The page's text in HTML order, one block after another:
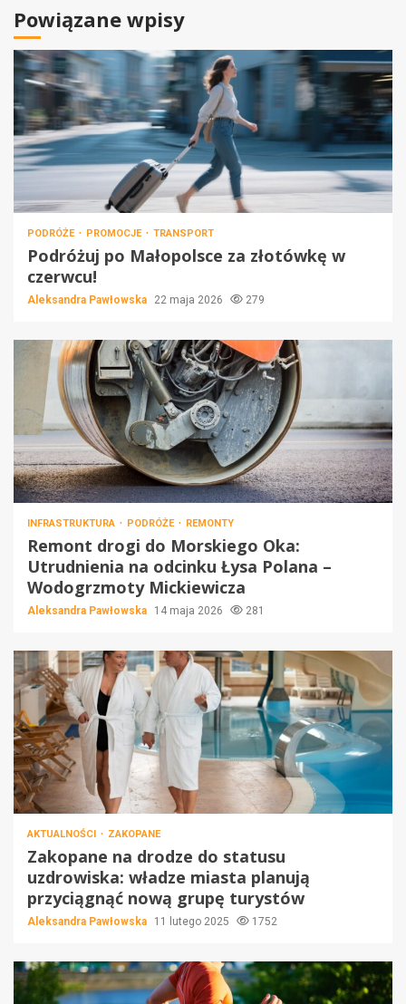
Powiązane wpisy
PODRÓŻE PROMOCJE TRANSPORT
Podróżuj po Małopolsce za złotówkę w
czerwcu!
Aleksandra Pawłowska 22 maja 2026 279
INFRASTRUKTURA PODRÓŻE REMONTY
Remont drogi do Morskiego Oka:
Utrudnienia na odcinku Łysa Polana –
Wodogrzmoty Mickiewicza
Aleksandra Pawłowska 14 maja 2026 281
AKTUALNOŚCI ZAKOPANE
Zakopane na drodze do statusu
uzdrowiska: władze miasta planują
przyciągnąć nową grupę turystów
Aleksandra Pawłowska 11 lutego 2025 1752